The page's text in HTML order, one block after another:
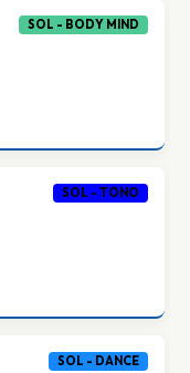
SOL - BODY MIND
SOL - TONO
SOL - DANCE